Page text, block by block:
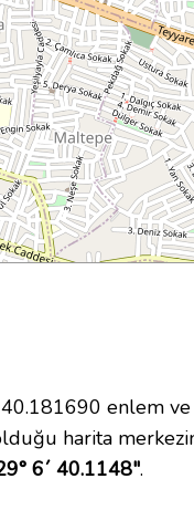
enlem ve
harita
6´ 40.1148".